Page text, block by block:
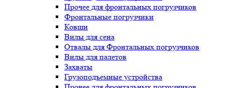
Прочее для фронтальных погрузчиков
Фронтальные погрузчики
Ковши
Вилы для сена
Отвалы для Фронтальных погрузчиков
Вилы для палетов
Захваты
Грузоподъемные устройства